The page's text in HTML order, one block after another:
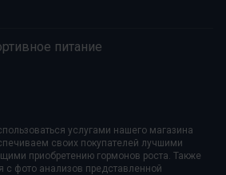
питание
услугами нашего магазина
своих покупателей лучшими
приобретению гормонов роста. Также
с фото анализов представленной